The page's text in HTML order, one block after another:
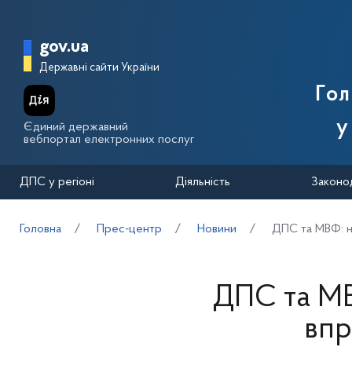
Головна сторінка Державної
gov.ua
Державні сайти України
Єдиний державний
вебпортал електронних послуг
ДПС у регіоні Діяльність
Головна Прес-центр Новини ДПС та МВФ:
ДПС та